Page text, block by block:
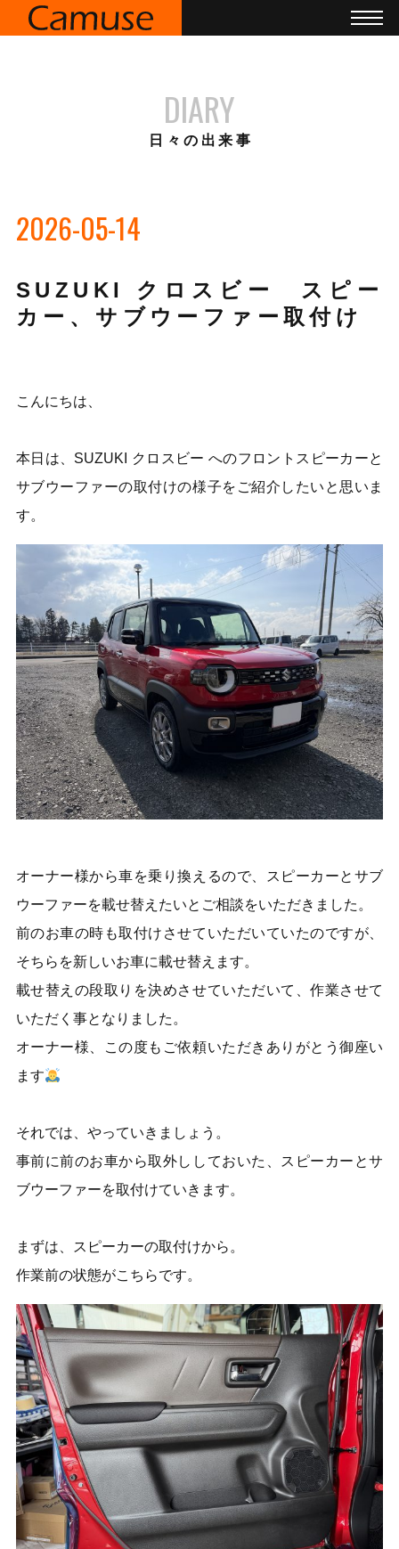
DIARY
日々の出来事
2026-05-14
SUZUKI クロスビー スピー
カー、サブウーファー取付け
こんにちは、
本日は、SUZUKI クロスビー へのフロントスピーカーと
サブウーファーの取付けの様子をご紹介したいと思いま
す。
オーナー様から車を乗り換えるので、スピーカーとサブ
ウーファーを載せ替えたいとご相談をいただきました。
前のお車の時も取付けさせていただいていたのですが、
そちらを新しいお車に載せ替えます。
載せ替えの段取りを決めさせていただいて、作業させて
いただく事となりました。
オーナー様、この度もご依頼いただきありがとう御座い
ます
それでは、やっていきましょう。
事前に前のお車から取外ししておいた、スピーカーとサ
ブウーファーを取付けていきます。
まずは、スピーカーの取付けから。
作業前の状態がこちらです。